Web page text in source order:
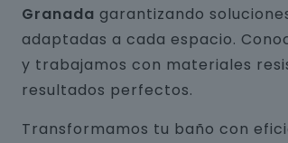
Granada garantizando
adaptadas a cada espacio.
y trabajamos con materiales
resultados perfectos.
Transformamos tu baño con